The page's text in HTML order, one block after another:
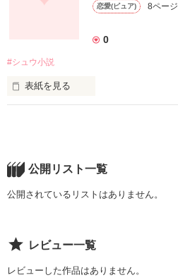
恋愛(ピュア) 8ページ
0
#シュウ小説
表紙を見る
公開リスト一覧
公開されているリストはありません。
レビュー一覧
レビューした作品はありません。